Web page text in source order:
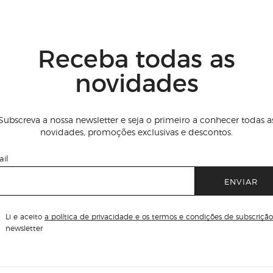
Receba todas as
novidades
a nossa newsletter e seja o primeiro a conhecer todas
novidades, promoções exclusivas e descontos.
ENVIAR
Li e aceito a política de privacidade e os termos e condições de subscrição
newsletter